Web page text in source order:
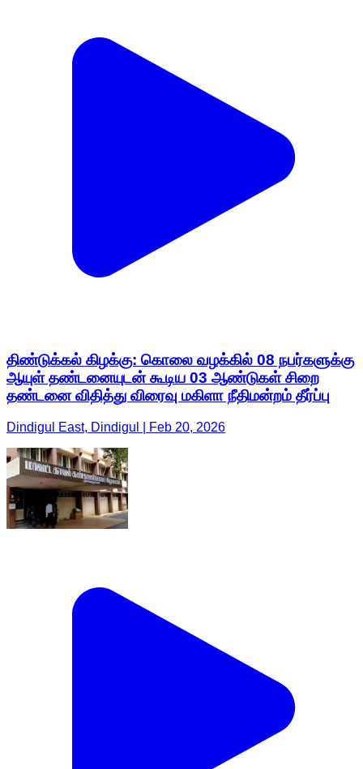
திண்டுக்கல் கிழக்கு: கொலை வழக்கில் 08 நபர்களுக்கு
ஆயுள் தண்டனையுடன் கூடிய 03 ஆண்டுகள் சிறை
தண்டனை விதித்து விரைவு மகிளா நீதிமன்றம் தீர்ப்பு
Dindigul East, Dindigul | Feb 20, 2026